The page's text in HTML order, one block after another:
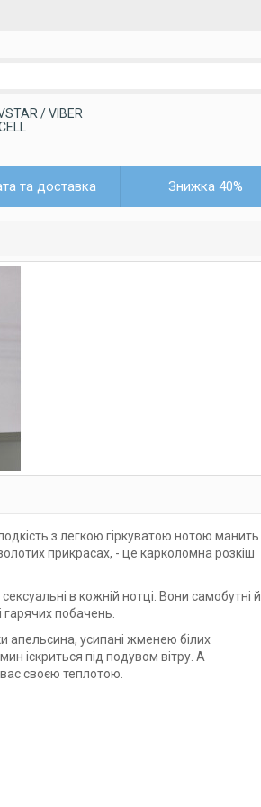
/ VIBER
та доставка Знижка 40%
з легкою гіркуватою нотою манить
прикрасах, - це карколомна розкіш
в кожній нотці. Вони самобутні й
гарячих побачень.
апельсина, усипані жменею білих
іскриться під подувом вітру. А
своєю теплотою.